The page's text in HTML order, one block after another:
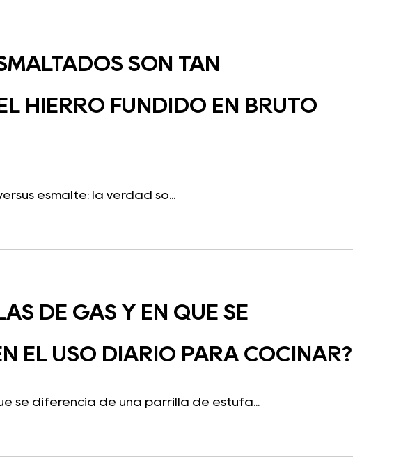
SON TAN
HIERRO FUNDIDO EN BRUTO
esmalte: la verdad so...
DE GAS Y EN QUÉ SE
EL USO DIARIO PARA COCINAR?
se diferencia de una parrilla de estufa...